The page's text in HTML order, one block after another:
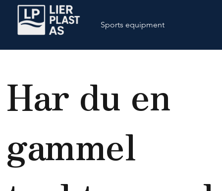
Sports equipment
Har du en
gammel